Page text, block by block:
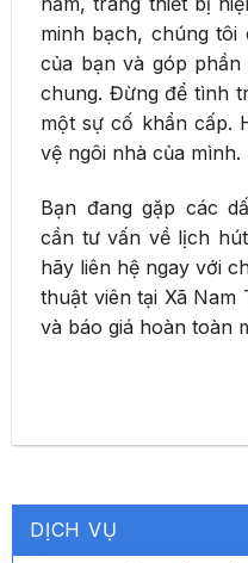
minh bạch, chúng
của bạn và góp
chung. Đừng để tình
một sự cố khẩn cấp.
vệ ngôi nhà của mình.
Bạn đang gặp các
cần tư vấn về lịch
hãy liên hệ ngay với
thuật viên tại Xã Nam
và báo giá hoàn toàn
DỊCH VỤ